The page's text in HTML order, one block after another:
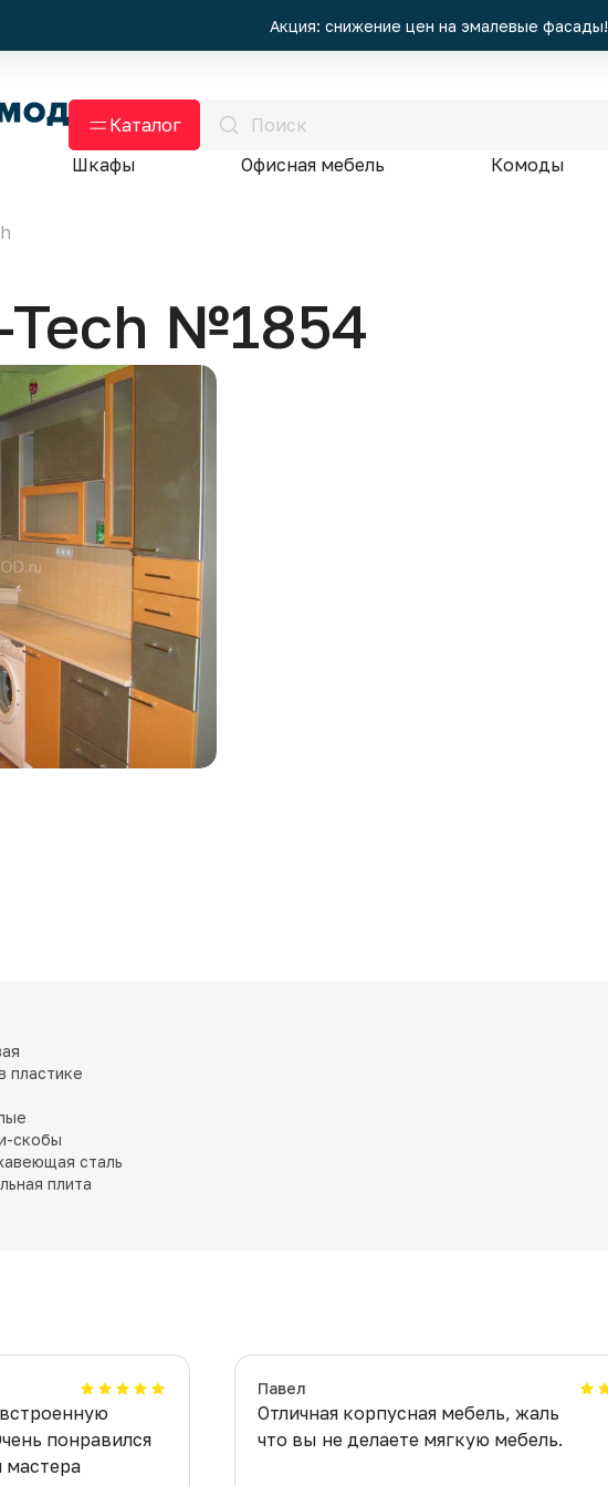
Акция: снижение цен на эмалевые фасады!
Каталог
Шкафы Офисная мебель Комоды
Tech №1854
пластике
скобы
сталь
плита
понравился
мастера
Павел
Отличная корпусная мебель, жаль
что вы не делаете мягкую мебель.